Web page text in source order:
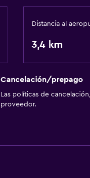
Distancia al
3,4 km
Cancelación/prepago
Las políticas de
proveedor.